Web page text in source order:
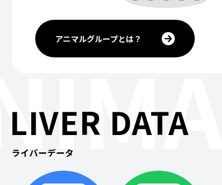
アニマルグループとは？
LIVER DATA
ライバーデータ